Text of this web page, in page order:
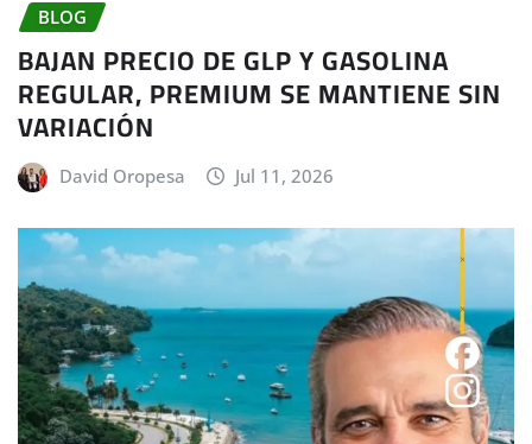
BLOG
BAJAN PRECIO DE GLP Y GASOLINA
REGULAR, PREMIUM SE MANTIENE SIN
VARIACIÓN
David Oropesa Jul 11, 2026